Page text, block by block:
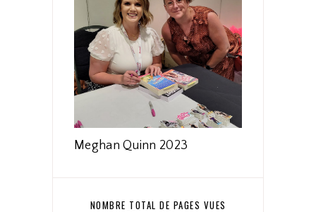
Meghan Quinn 2023
NOMBRE TOTAL DE PAGES VUES